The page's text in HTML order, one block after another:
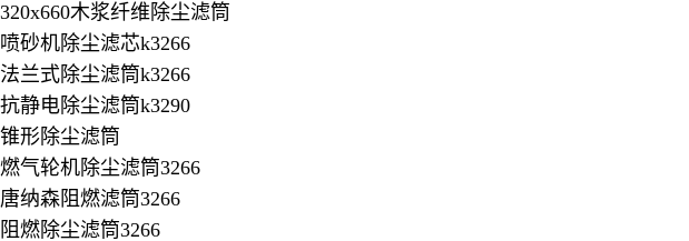
320x660木浆纤维除尘滤筒
喷砂机除尘滤芯k3266
法兰式除尘滤筒k3266
抗静电除尘滤筒k3290
锥形除尘滤筒
燃气轮机除尘滤筒3266
唐纳森阻燃滤筒3266
阻燃除尘滤筒3266